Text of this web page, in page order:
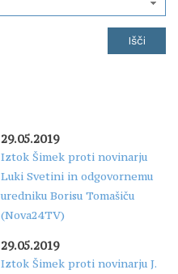
29.05.2019
Iztok Šimek proti novinarju
Luki Svetini in odgovornemu
uredniku Borisu Tomašiču
(Nova24TV)
29.05.2019
Iztok Šimek proti novinarju J.